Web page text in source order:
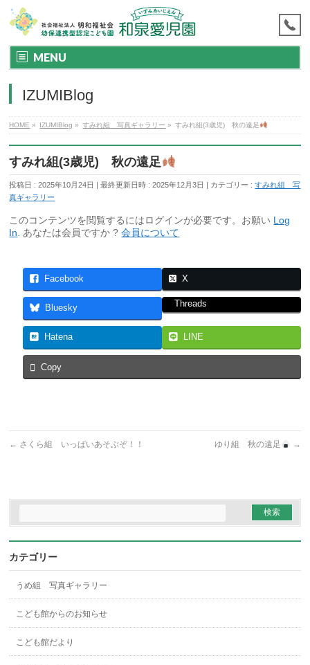
MENU
IZUMIBlog
HOME » IZUMIBlog » すみれ組 写真ギャラリー » すみれ組(3歳児) 秋の遠足
すみれ組(3歳児) 秋の遠足
投稿日 : 2025年10月24日 最終更新日時 : 2025年12月3日 カテゴリー :すみれ組 写
真ギャラリー
このコンテンツを閲覧するにはログインが必要です。お願い Log
In. あなたは会員ですか ?会員について
Facebook X
Bluesky Threads
Hatena LINE
Copy
← さくら組 いっぱいあそぶぞ！！ ゆり組 秋の遠足 →
カテゴリー
うめ組 写真ギャラリー
こども館からのお知らせ
こども館だより